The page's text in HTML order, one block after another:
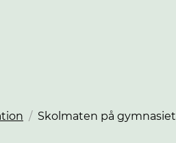
/ Skolmaten på gymnasiet